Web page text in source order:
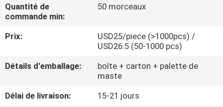
VISITE
DE
QUALITÉ
Quantité de
commande min:
50 morceaux
Prix:
USD25/piece (>1000pcs) /
USD26.5 (50-1000 pcs)
Détails d'emballage:
boîte + carton + palette de
maste
Délai de livraison:
15-21 jours